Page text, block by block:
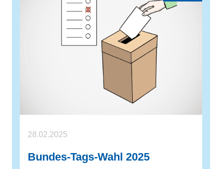
28.02.2025
Bundes-Tags-Wahl 2025